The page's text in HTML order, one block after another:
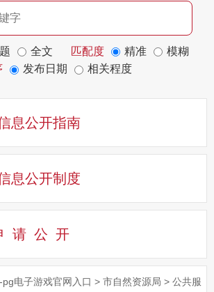
全文 匹配度 精准
模糊
发布日期 相关程度
息公开指南
息公开制度
请公 开
电子游戏官网入口 > 市自然资源局 > 公共服